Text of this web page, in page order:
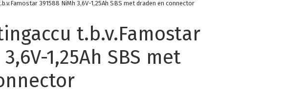
391588 NiMh 3,6V-1,25Ah SBS met draden en connector
t.b.v.Famostar
1,25Ah SBS met